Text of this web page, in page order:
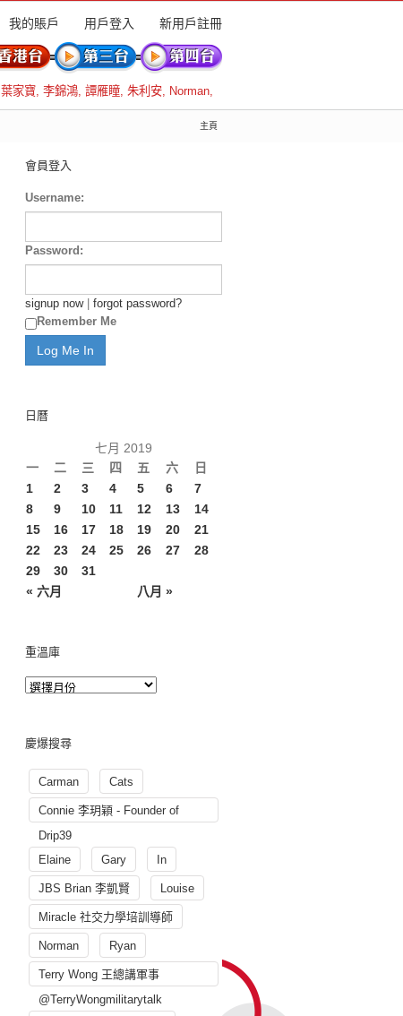
我的賬戶 用戶登入 新用戶註冊
葉家寶, 李錦鴻, 譚雁瞳, 朱利安, Norman,
主頁
會員登入
Username:
Password:
signup now| forgot password?
Remember Me
日曆
七月 2019
一
二 三 四 五 六 日
« 六月 八月 »
1 2 3 4 5 6
7
8
9 10 11 12 13
14
15
16 17 18 19 20
21
22
23 24 25 26 27
28
29
30 31
重溫庫
慶爆搜尋
Carman Cats
Connie 李玥穎 - Founder of
Drip39
Elaine
Gary In
JBS Brian 李凱賢 Louise
Miracle 社交力學培訓導師
Norman Ryan
Terry Wong 王總講軍事
@TerryWongmilitarytalk